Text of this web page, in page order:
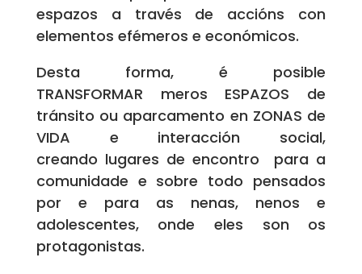
espazos a través de accións con
elementos efémeros e económicos.
Desta forma, é posible
TRANSFORMAR meros ESPAZOS de
tránsito ou aparcamento en ZONAS de
VIDA e interacción social,
creando lugares de encontro para a
comunidade e sobre todo pensados
por e para as nenas, nenos e
adolescentes, onde eles son os
protagonistas.